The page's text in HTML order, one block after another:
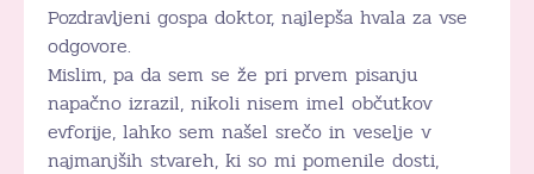
Pozdravljeni gospa doktor, najlepša hvala za vse
odgovore.
Mislim, pa da sem se že pri prvem pisanju
napačno izrazil, nikoli nisem imel občutkov
evforije, lahko sem našel srečo in veselje v
najmanjših stvareh, ki so mi pomenile dosti,